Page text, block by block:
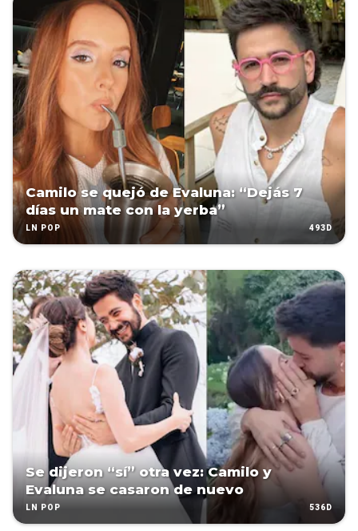
Camilo se quejó de Evaluna: “Dejás 7
días un mate con la yerba”
LN POP 493D
Se dijeron “sí” otra vez: Camilo y
Evaluna se casaron de nuevo
LN POP 536D